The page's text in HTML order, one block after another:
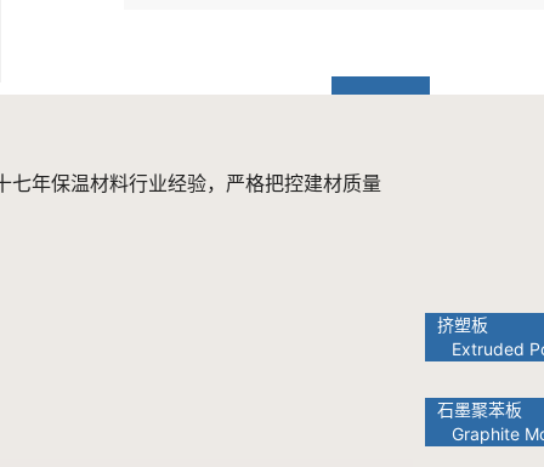
七年保温材料行业经验，严格把控建材质量
挤塑板
Extruded
石墨聚苯板
Graphite